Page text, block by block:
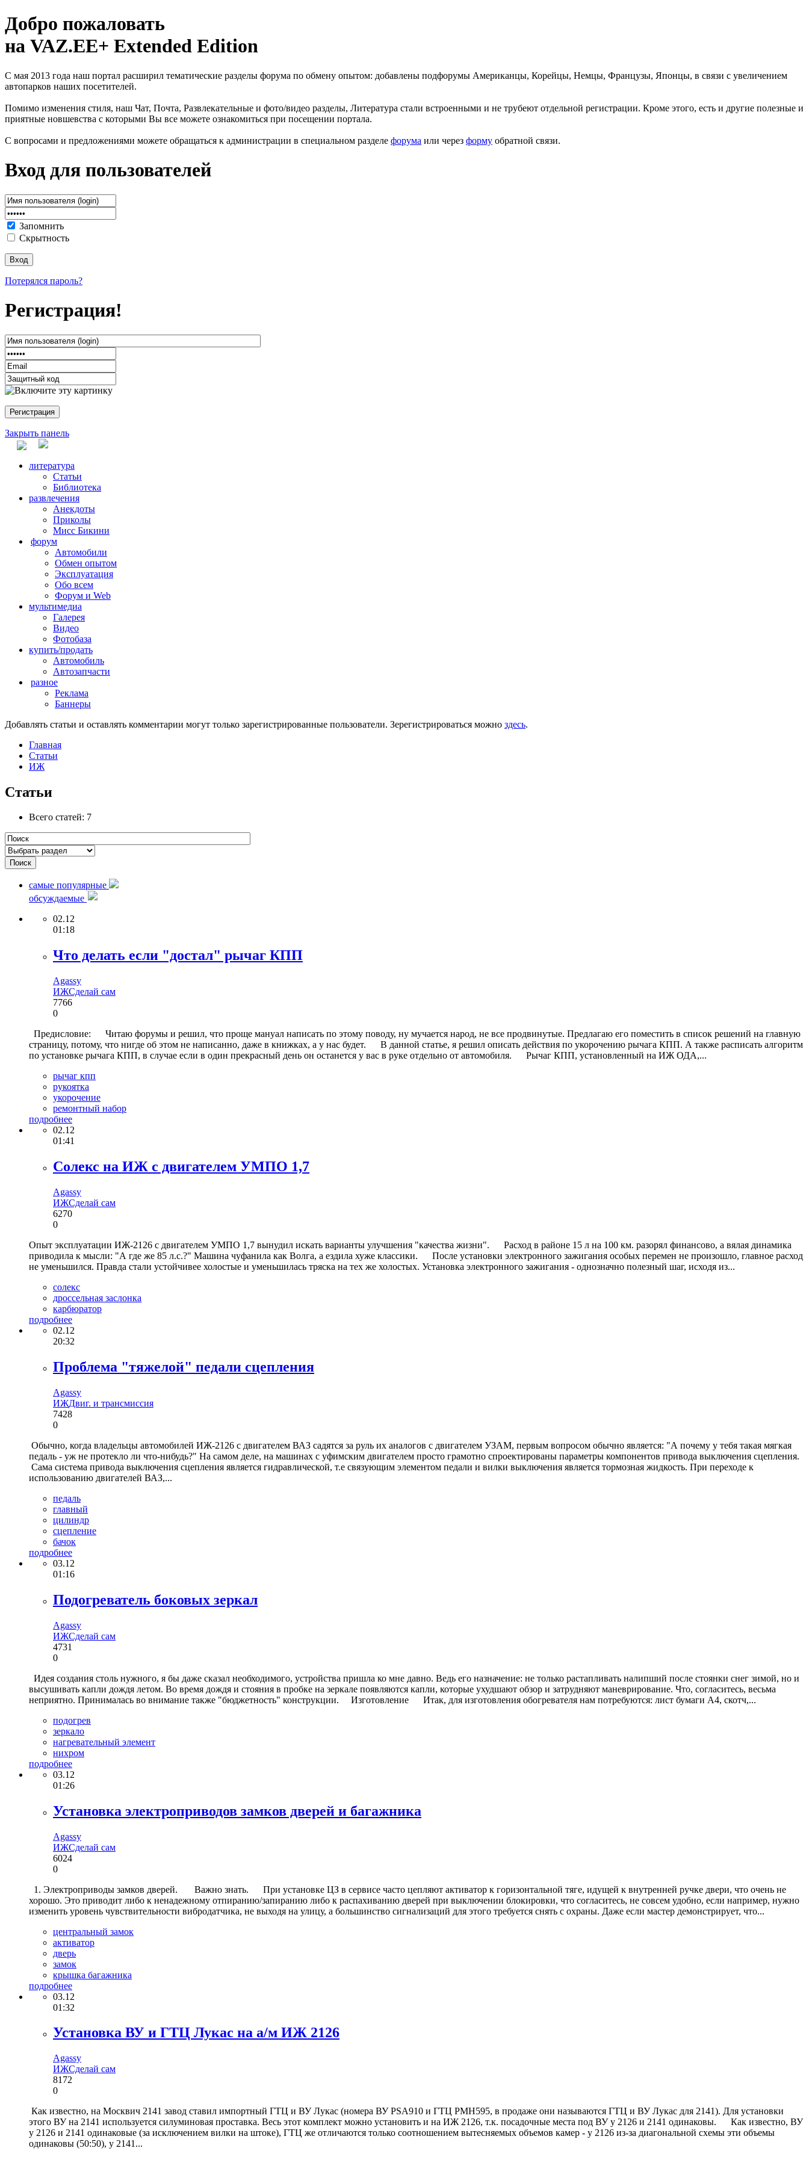
Добро пожаловать
на VAZ.EE+ Extended Edition
С мая 2013 года наш портал расширил тематические разделы форума по обмену опытом: добавлены подфорумы Американцы, Корейцы, Немцы, Французы, Японцы, в связи с увеличением
автопарков наших посетителей.
Помимо изменения стиля, наш Чат, Почта, Развлекательные и фото/видео разделы, Литература стали встроенными и не трубеют отдельной регистрации. Кроме этого, есть и другие полезные и
приятные новшевства с которыми Вы все можете ознакомиться при посещении портала.
С вопросами и предложениями можете обращаться к администрации в специальном разделе форума или через форму обратной связи.
Вход для пользователей
Запомнить
Скрытность
Потерялся пароль?
Регистрация!
Закрыть панель
литература
Статьи
Библиотека
развлечения
Анекдоты
Приколы
Мисс Бикини
форум
Автомобили
Обмен опытом
Эксплуатация
Обо всем
Форум и Web
мультимедиа
Галерея
Видео
Фотобаза
купить/продать
Автомобиль
Автозапчасти
разное
Реклама
Баннеры
Добавлять статьи и оставлять комментарии могут только зарегистрированные пользователи. Зерегистрироваться можно здесь.
Главная
Статьи
ИЖ
Статьи
Всего статей: 7
самые популярные
обсуждаемые
02.12
01:18
Что делать если "достал" рычаг КПП
Agassy
ИЖСделай сам
7766
0
Предисловие: Читаю форумы и решил, что проще мануал написать по этому поводу, ну мучается народ, не все продвинутые. Предлагаю его поместить в список решений на главную
страницу, потому, что нигде об этом не написанно, даже в книжках, а у нас будет. В данной статье, я решил описать действия по укорочению рычага КПП. А также расписать алгоритм
по установке рычага КПП, в случае если в один прекрасный день он останется у вас в руке отдельно от автомобиля. Рычаг КПП, установленный на ИЖ ОДА,...
рычаг кпп
рукоятка
укорочение
ремонтный набор
подробнее
02.12
01:41
Солекс на ИЖ с двигателем УМПО 1,7
Agassy
ИЖСделай сам
6270
0
Опыт эксплуатации ИЖ-2126 с двигателем УМПО 1,7 вынудил искать варианты улучшения "качества жизни". Расход в районе 15 л на 100 км. разорял финансово, а вялая динамика
приводила к мысли: "А где же 85 л.с.?" Машина чуфанила как Волга, а ездила хуже классики. После установки электронного зажигания особых перемен не произошло, главное расход
не уменьшился. Правда стали устойчивее холостые и уменьшилась тряска на тех же холостых. Установка электронного зажигания - однозначно полезный шаг, исходя из...
солекс
дроссельная заслонка
карбюратор
подробнее
02.12
20:32
Проблема "тяжелой" педали сцепления
Agassy
ИЖДвиг. и трансмиссия
7428
0
Обычно, когда владельцы автомобилей ИЖ-2126 с двигателем ВАЗ садятся за руль их аналогов с двигателем УЗАМ, первым вопросом обычно является: "А почему у тебя такая мягкая
педаль - уж не протекло ли что-нибудь?" На самом деле, на машинах с уфимским двигателем просто грамотно спроектированы параметры компонентов привода выключения сцепления.
Сама система привода выключения сцепления является гидравлической, т.е связующим элементом педали и вилки выключения является тормозная жидкость. При переходе к
использованию двигателей ВАЗ,...
педаль
главный
цилиндр
сцепление
бачок
подробнее
03.12
01:16
Подогреватель боковых зеркал
Agassy
ИЖСделай сам
4731
0
Идея создания столь нужного, я бы даже сказал необходимого, устройства пришла ко мне давно. Ведь его назначение: не только растапливать налипший после стоянки снег зимой, но и
высушивать капли дождя летом. Во время дождя и стояния в пробке на зеркале появляются капли, которые ухудшают обзор и затрудняют маневрирование. Что, согласитесь, весьма
неприятно. Принималась во внимание также "бюджетность" конструкции. Изготовление Итак, для изготовления обогревателя нам потребуются: лист бумаги А4, скотч,...
подогрев
зеркало
нагревательный элемент
нихром
подробнее
03.12
01:26
Установка электроприводов замков дверей и багажника
Agassy
ИЖСделай сам
6024
0
1. Электроприводы замков дверей. Важно знать. При установке ЦЗ в сервисе часто цепляют активатор к горизонтальной тяге, идущей к внутренней ручке двери, что очень не
хорошо. Это приводит либо к ненадежному отпиранию/запиранию либо к распахиванию дверей при выключении блокировки, что согласитесь, не совсем удобно, если например, нужно
изменить уровень чувствительности вибродатчика, не выходя на улицу, а большинство сигнализаций для этого требуется снять с охраны. Даже если мастер демонстрирует, что...
центральный замок
активатор
дверь
замок
крышка багажника
подробнее
03.12
01:32
Установка ВУ и ГТЦ Лукас на а/м ИЖ 2126
Agassy
ИЖСделай сам
8172
0
Как известно, на Москвич 2141 завод ставил импортный ГТЦ и ВУ Лукас (номера ВУ PSA910 и ГТЦ PMH595, в продаже они называются ГТЦ и ВУ Лукас для 2141). Для установки
этого ВУ на 2141 используется силуминовая проставка. Весь этот комплект можно установить и на ИЖ 2126, т.к. посадочные места под ВУ у 2126 и 2141 одинаковы. Как известно, ВУ
у 2126 и 2141 одинаковые (за исключением вилки на штоке), ГТЦ же отличаются только соотношением вытесняемых объемов камер - у 2126 из-за диагональной схемы эти объемы
одинаковы (50:50), у 2141...